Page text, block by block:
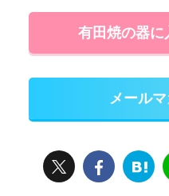
有田焼の器に
メール